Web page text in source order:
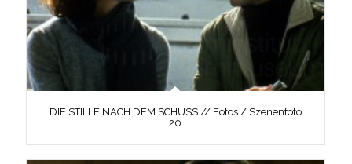
DIE STILLE NACH DEM SCHUSS // Fotos / Szenenfoto
20